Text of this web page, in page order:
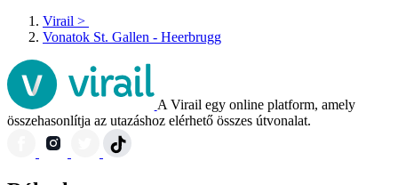
Virail >
Vonatok St. Gallen - Heerbrugg
A Virail egy online platform, amely
összehasonlítja az utazáshoz elérhető összes útvonalat.